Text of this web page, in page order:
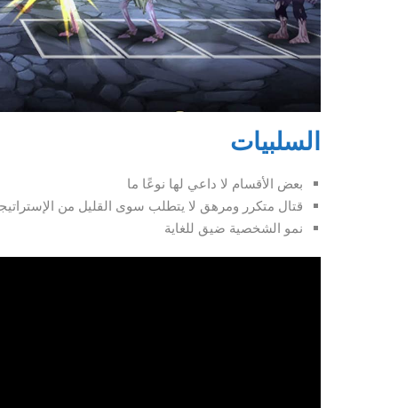
السلبيات
بعض الأقسام لا داعي لها نوعًا ما
قتال متكرر ومرهق لا يتطلب سوى القليل من
نمو الشخصية ضيق للغاية